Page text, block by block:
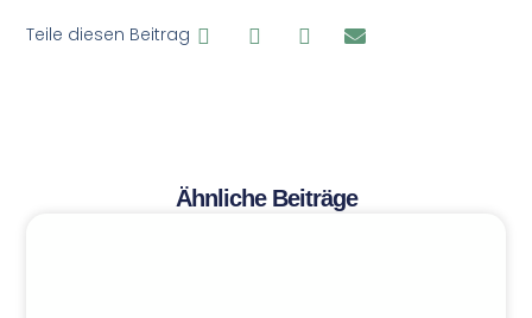
Teile diesen Beitrag
Ähnliche Beiträge